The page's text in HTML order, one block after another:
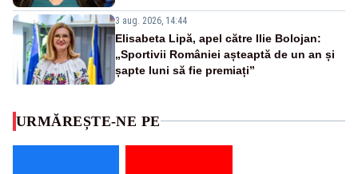
3 aug. 2026, 14:44
Elisabeta Lipă, apel către Ilie Bolojan:
„Sportivii României așteaptă de un an și
șapte luni să fie premiați”
URMĂREȘTE-NE PE